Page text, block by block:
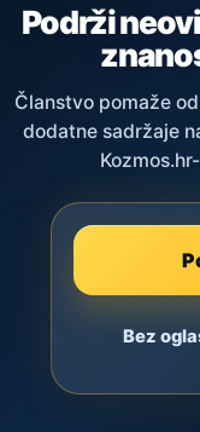
Podrži
Članstvo pomaže
dodatne sadržaje
Bez